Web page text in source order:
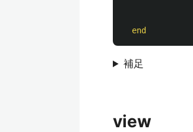
end
補足
view